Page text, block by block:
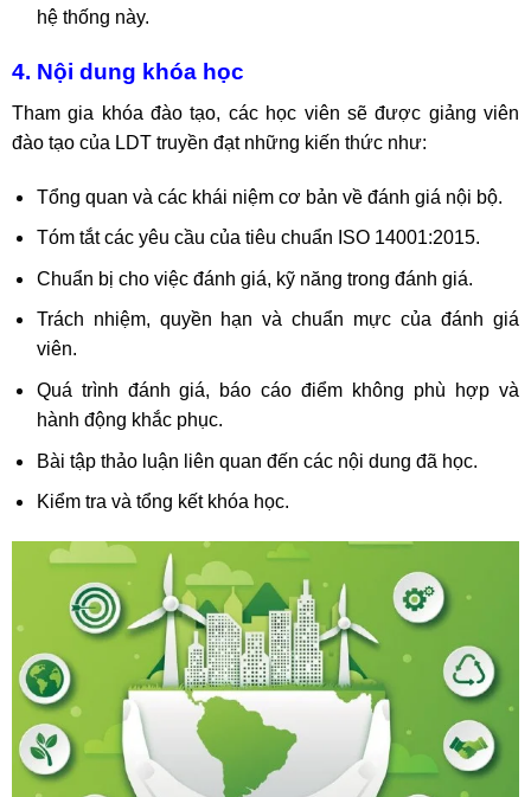
hệ thống này.
4. Nội dung khóa học
Tham gia khóa đào tạo, các học viên sẽ được giảng viên
đào tạo của LDT truyền đạt những kiến thức như:
Tổng quan và các khái niệm cơ bản về đánh giá nội bộ.
Tóm tắt các yêu cầu của tiêu chuẩn ISO 14001:2015.
Chuẩn bị cho việc đánh giá, kỹ năng trong đánh giá.
Trách nhiệm, quyền hạn và chuẩn mực của đánh giá
viên.
Quá trình đánh giá, báo cáo điểm không phù hợp và
hành động khắc phục.
Bài tập thảo luận liên quan đến các nội dung đã học.
Kiểm tra và tổng kết khóa học.